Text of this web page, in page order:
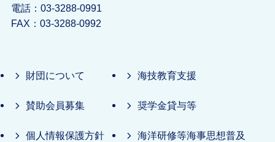
電話：03-3288-0991
FAX：03-3288-0992
財団について
賛助会員募集
個人情報保護方針
海技教育支援
奨学金貸与等
海洋研修等海事思想普及